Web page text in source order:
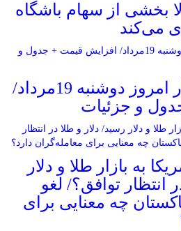
بخشی از سهام باشگاه
می‌کند
قیمت طلای 18عیار امروز دوشنبه 19مرداد/
و جزئیات
به بازار طلا و دلار
انتظار توافق؟/ لغو
چه معنایی برای